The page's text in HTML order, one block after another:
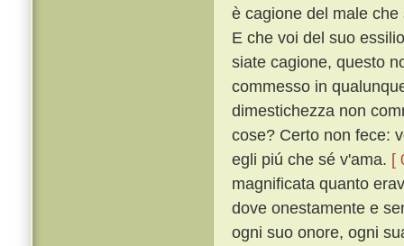
è cagione del male
E che voi del suo
siate cagione, questo
commesso in
dimestichezza non
cose? Certo non fece:
egli piú che sé v'ama. [
magnificata quanto
dove onestamente e
ogni suo onore, ogni